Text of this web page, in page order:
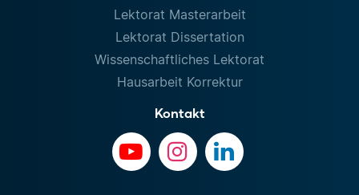
Lektorat Masterarbeit
Lektorat Dissertation
Wissenschaftliches Lektorat
Hausarbeit Korrektur
Kontakt